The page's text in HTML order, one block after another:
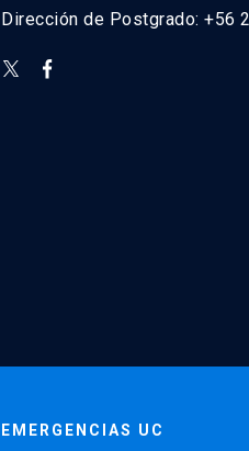
Dirección de Postgrado: +56
EMERGENCIAS UC